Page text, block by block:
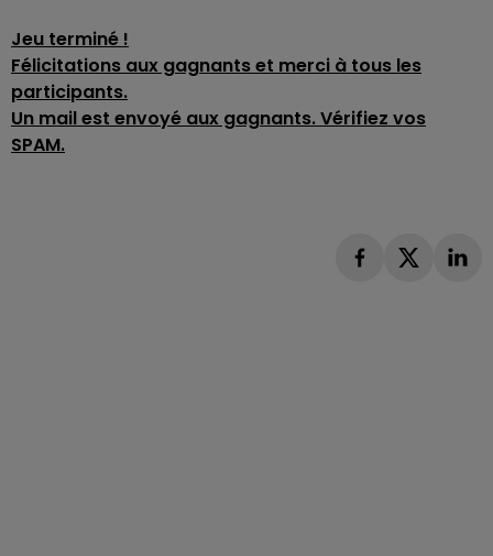
Jeu terminé !
Félicitations aux gagnants et merci à tous les
participants.
Un mail est envoyé aux gagnants. Vérifiez vos
SPAM.